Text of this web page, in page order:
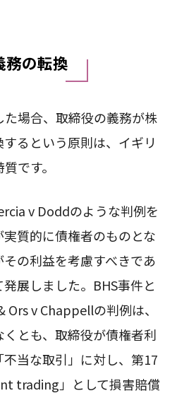
務の転換
場合、取締役の義務が株
るという原則は、イギリ
です。
v Doddのような判例を
質的に債権者のものとな
の利益を考慮すべきであ
展しました。BHS事件と
v Chappellの判例は、
とも、取締役が債権者利
当な取引」に対し、第17
trading」として損害賠償